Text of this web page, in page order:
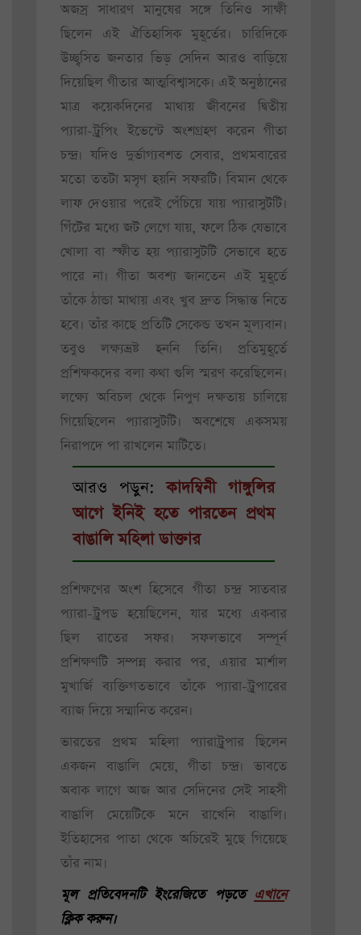
অজস্র সাধারণ মানুষের সঙ্গে তিনিও সাক্ষী
ছিলেন এই ঐতিহাসিক মুহূর্তের। চারিদিকে
উচ্ছ্বসিত জনতার ভিড় সেদিন আরও বাড়িয়ে
দিয়েছিল গীতার আত্মবিশ্বাসকে। এই অনুষ্ঠানের
মাত্র কয়েকদিনের মাথায় জীবনের দ্বিতীয়
প্যারা-ট্রুপিং ইভেন্টে অংশগ্রহণ করেন গীতা
চন্দ্র। যদিও দুর্ভাগ্যবশত সেবার, প্রথমবারের
মতো ততটা মসৃণ হয়নি সফরটি। বিমান থেকে
লাফ দেওয়ার পরেই পেঁচিয়ে যায় প্যারাসুটটি।
গিঁটের মধ্যে জট লেগে যায়, ফলে ঠিক যেভাবে
খোলা বা স্ফীত হয় প্যারাসুটটি সেভাবে হতে
পারে না। গীতা অবশ্য জানতেন এই মুহূর্তে
তাঁকে ঠান্ডা মাথায় এবং খুব দ্রুত সিদ্ধান্ত নিতে
হবে। তাঁর কাছে প্রতিটি সেকেন্ড তখন মূল্যবান।
তবুও লক্ষ্যভ্রষ্ট হননি তিনি। প্রতিমুহূর্তে
প্রশিক্ষকদের বলা কথা গুলি স্মরণ করেছিলেন।
লক্ষ্যে অবিচল থেকে নিপুণ দক্ষতায় চালিয়ে
গিয়েছিলেন প্যারাসুটটি। অবশেষে একসময়
নিরাপদে পা রাখলেন মাটিতে।
আরও পড়ুন:কাদম্বিনী গাঙ্গুলির
আগে ইনিই হতে পারতেন প্রথম
বাঙালি মহিলা ডাক্তার
প্রশিক্ষণের অংশ হিসেবে গীতা চন্দ্র সাতবার
প্যারা-ট্রুপড হয়েছিলেন, যার মধ্যে একবার
ছিল রাতের সফর। সফলভাবে সম্পূর্ন
প্রশিক্ষণটি সম্পন্ন করার পর, এয়ার মার্শাল
মুখার্জি ব্যক্তিগতভাবে তাঁকে প্যারা-ট্রুপারের
ব্যাজ দিয়ে সম্মানিত করেন।
ভারতের প্রথম মহিলা প্যারাট্রুপার ছিলেন
একজন বাঙালি মেয়ে, গীতা চন্দ্র। ভাবতে
অবাক লাগে আজ আর সেদিনের সেই সাহসী
বাঙালি মেয়েটিকে মনে রাখেনি বাঙালি।
ইতিহাসের পাতা থেকে অচিরেই মুছে গিয়েছে
তাঁর নাম।
মূল প্রতিবেদনটি ইংরেজিতে পড়তে এখানে
ক্লিক করুন।